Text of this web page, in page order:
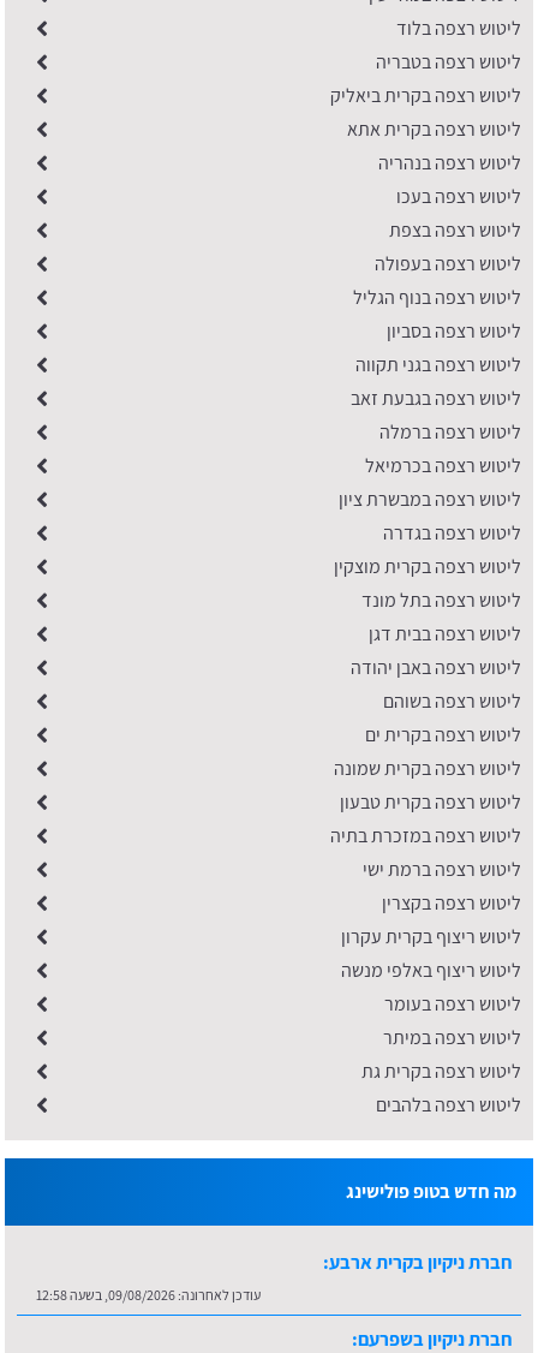
ליטוש רצפה בלוד
ליטוש רצפה בטבריה
ליטוש רצפה בקרית ביאליק
ליטוש רצפה בקרית אתא
ליטוש רצפה בנהריה
ליטוש רצפה בעכו
ליטוש רצפה בצפת
ליטוש רצפה בעפולה
ליטוש רצפה בנוף הגליל
ליטוש רצפה בסביון
ליטוש רצפה בגני תקווה
ליטוש רצפה בגבעת זאב
ליטוש רצפה ברמלה
ליטוש רצפה בכרמיאל
ליטוש רצפה במבשרת ציון
ליטוש רצפה בגדרה
ליטוש רצפה בקרית מוצקין
ליטוש רצפה בתל מונד
ליטוש רצפה בבית דגן
ליטוש רצפה באבן יהודה
ליטוש רצפה בשוהם
ליטוש רצפה בקרית ים
ליטוש רצפה בקרית שמונה
ליטוש רצפה בקרית טבעון
ליטוש רצפה במזכרת בתיה
ליטוש רצפה ברמת ישי
ליטוש רצפה בקצרין
ליטוש ריצוף בקרית עקרון
ליטוש ריצוף באלפי מנשה
ליטוש רצפה בעומר
ליטוש רצפה במיתר
ליטוש רצפה בקרית גת
ליטוש רצפה בלהבים
מה חדש בטופ פולישינג
חברת ניקיון בקרית ארבע:
עודכן לאחרונה: 09/08/2026, בשעה 12:58
חברת ניקיון בשפרעם: